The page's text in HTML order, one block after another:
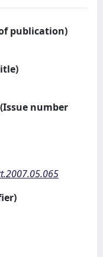
publication)
number